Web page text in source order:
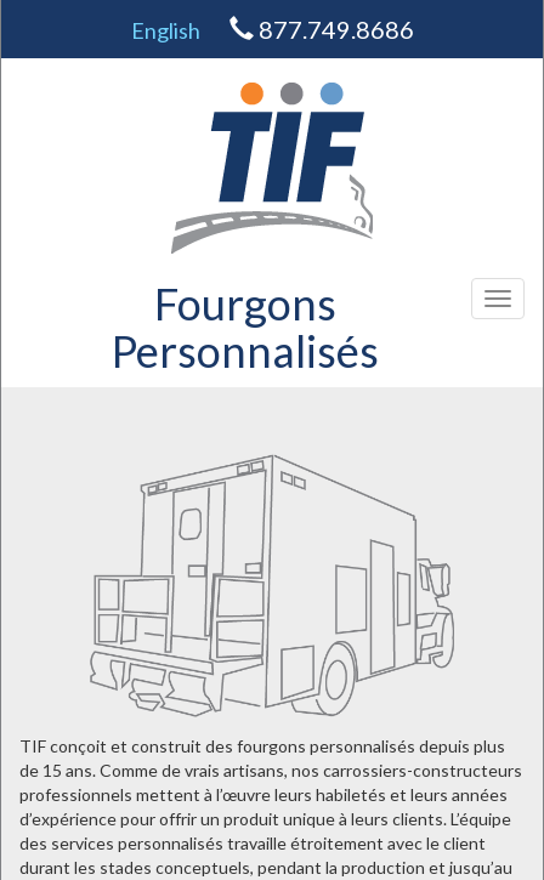
English 877.749.8686
Fourgons
Personnalisés
TIF conçoit et construit des fourgons personnalisés depuis plus
de 15 ans. Comme de vrais artisans, nos carrossiers-constructeurs
professionnels mettent à l’œuvre leurs habiletés et leurs années
d’expérience pour offrir un produit unique à leurs clients. L’équipe
des services personnalisés travaille étroitement avec le client
durant les stades conceptuels, pendant la production et jusqu’au